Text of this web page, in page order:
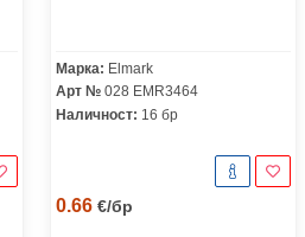
Марка: Elmark
Арт № 028 EMR3464
Наличност: 16 бр
0.66 €/бр